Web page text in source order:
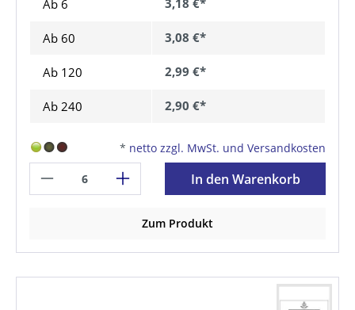
Ab 6 3,18 €*
Ab 60 3,08 €*
Ab 120 2,99 €*
Ab 240 2,90 €*
* netto zzgl. MwSt. und Versandkosten
In den Warenkorb
Zum Produkt